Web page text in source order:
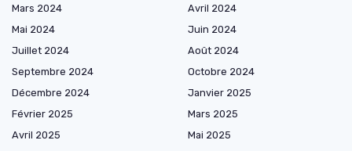
Mars 2024
Avril 2024
Mai 2024
Juin 2024
Juillet 2024
Août 2024
Septembre 2024
Octobre 2024
Décembre 2024
Janvier 2025
Février 2025
Mars 2025
Avril 2025
Mai 2025